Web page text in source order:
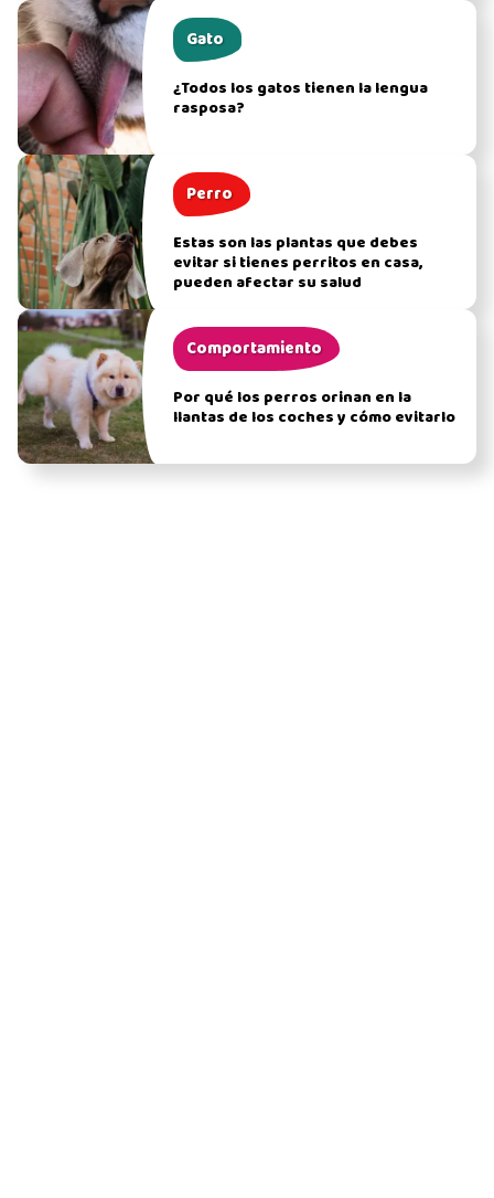
Gato
¿Todos los gatos tienen la lengua
rasposa?
Perro
Estas son las plantas que debes
evitar si tienes perritos en casa,
pueden afectar su salud
Comportamiento
Por qué los perros orinan en la
llantas de los coches y cómo evitarlo